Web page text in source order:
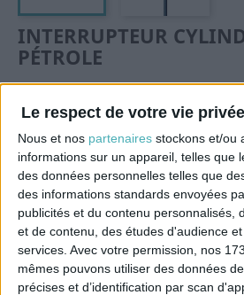
Le respect de votre vie
Nous et nos partenaires stockons et/ou
informations sur un appareil, telles que
des données personnelles telles que
des informations standards envoyées
publicités et du contenu personnalisés,
et de contenu, des études d'audience
services. Avec votre permission, nos
mêmes pouvons utiliser des données
précises et d’identification par scan
INTERRUPTEUR
PÉTROLE
9,50 € TTC
Interrupteur cylindrique
Diamètre 25mm
Longueur 72mm
Quantité
 AJOUTER AU